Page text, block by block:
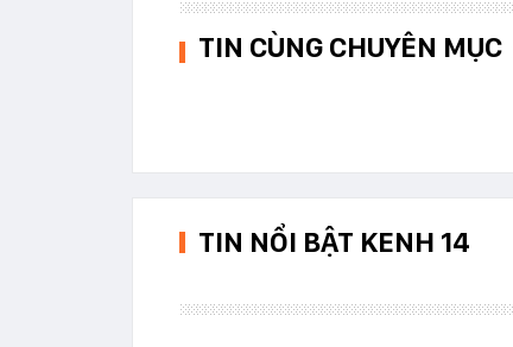
TIN CÙNG CHUYÊN MỤC
TIN NỔI BẬT KENH 14